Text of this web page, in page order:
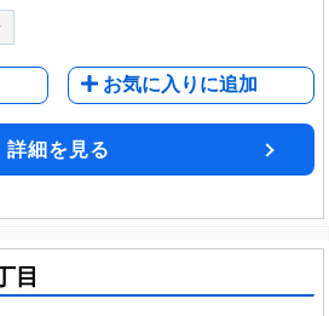
お気に入りに追加
詳細を見る
目